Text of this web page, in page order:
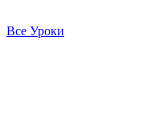
Все Уроки